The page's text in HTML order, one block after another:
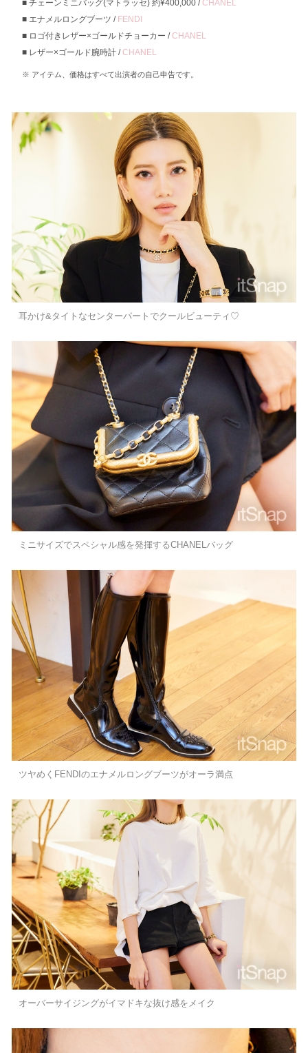
チェーンミニバッグ(マトラッセ) 約¥400,000 /CHANEL
エナメルロングブーツ / FENDI
ロゴ付きレザー×ゴールドチョーカー /CHANEL
レザー×ゴールド腕時計 /CHANEL
アイテム、価格はすべて出演者の自己申告です。
耳かけ&タイトなセンターパートでクールビューティ♡
ミニサイズでスペシャル感を発揮するCHANELバッグ
ツヤめくFENDIのエナメルロングブーツがオーラ満点
オーバーサイジングがイマドキな抜け感をメイク